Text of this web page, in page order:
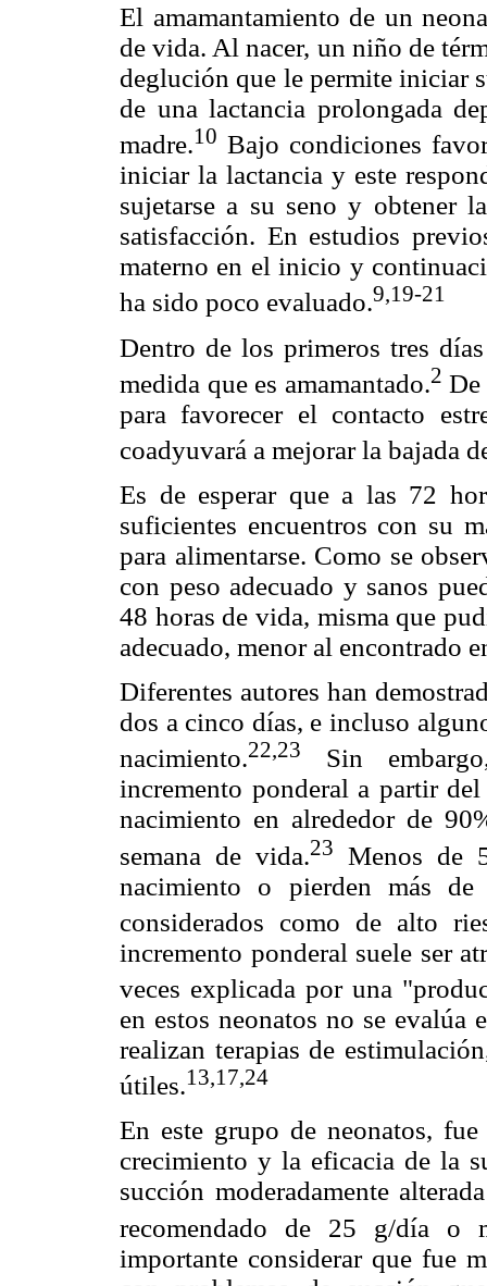
El amamantamiento de un
de vida. Al nacer, un niño de
deglución que le permite iniciar
de una lactancia prolongada
madre.10 Bajo condiciones
iniciar la lactancia y este
sujetarse a su seno y obtener
satisfacción. En estudios
materno en el inicio y
ha sido poco evaluado.9,19-21
Dentro de los primeros tres
medida que es amamantado.2 De
para favorecer el contacto
coadyuvará a mejorar la bajada
Es de esperar que a las 72
suficientes encuentros con su
para alimentarse. Como se
con peso adecuado y sanos
48 horas de vida, misma que
adecuado, menor al encontrado
Diferentes autores han
dos a cinco días, e incluso
nacimiento.22,23
Sin
incremento ponderal a partir
nacimiento en alrededor de
semana de vida.23
Menos de
nacimiento o pierden más
considerados como de alto
incremento ponderal suele ser
veces explicada por una
en estos neonatos no se
realizan terapias de
útiles.13,17,24
En este grupo de neonatos,
crecimiento y la eficacia de la
succión moderadamente
recomendado de 25 g/día o
importante considerar que fue